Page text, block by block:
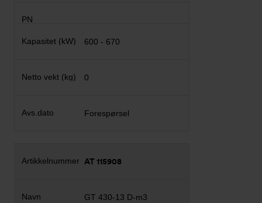
600 - 670
0
Forespørsel
AT 115908
GT 430-13 D-m3